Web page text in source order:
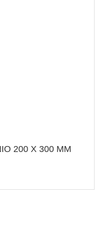
200 X 300 MM